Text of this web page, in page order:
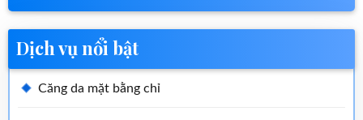
Dịch vụ nổi bật
Căng da mặt bằng chỉ